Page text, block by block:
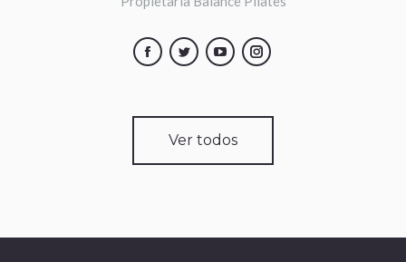
Facebook
TwitterYouTubeInstagram
Ver todos